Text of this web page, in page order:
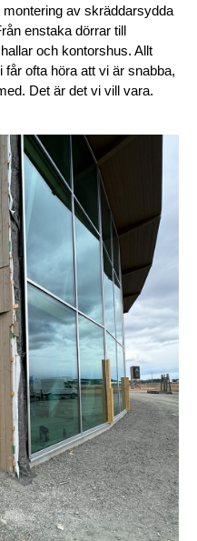
av skräddarsydda
enstaka dörrar till
och kontorshus. Allt
ofta höra att vi är snabba,
Det är det vi vill vara.